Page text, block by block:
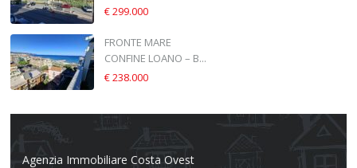
€ 299.000
FRONTE MARE
CONFINE LOANO – B...
€ 238.000
Agenzia Immobiliare Costa Ovest